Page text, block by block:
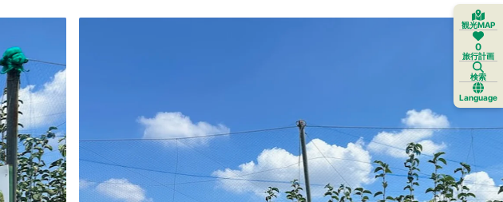
観光MAP
0
旅行計画
検索
Language